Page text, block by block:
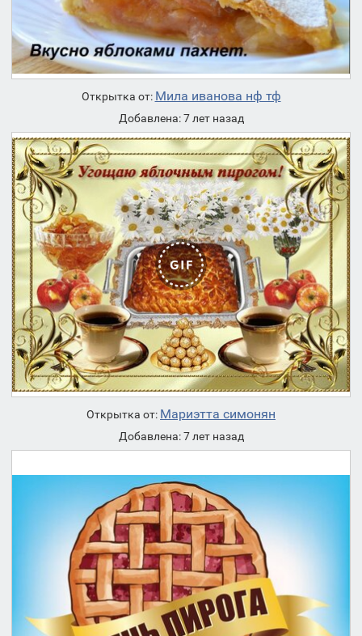
Открытка от: Мила иванова нф тф
Добавлена: 7 лет назад
Открытка от: Мариэтта симонян
Добавлена: 7 лет назад